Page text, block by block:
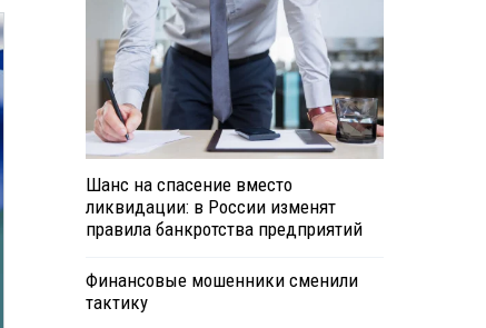
Шанс на спасение вместо
ликвидации: в России изменят
правила банкротства предприятий
Финансовые мошенники сменили
тактику